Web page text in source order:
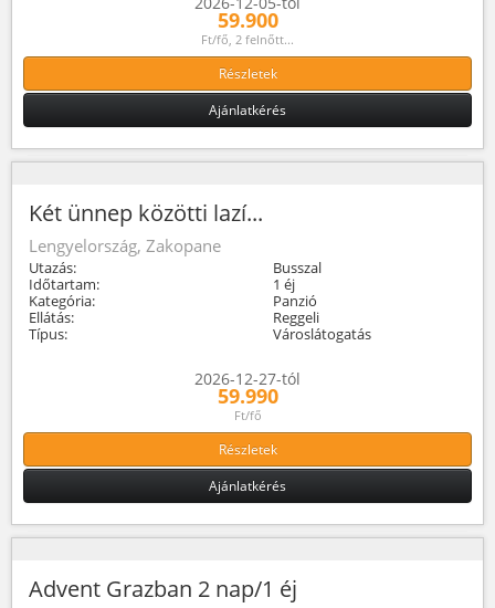
59.900
Ft/fő, 2 felnőtt...
Részletek
Ajánlatkérés
Két ünnep közötti lazí...
Lengyelország, Zakopane
Utazás:
Busszal
Időtartam:
1 éj
Kategória:
Panzió
Ellátás:
Reggeli
Típus:
Városlátogatás
2026-12-27-tól
59.990
Ft/fő
Részletek
Ajánlatkérés
Advent Grazban 2 nap/1 éj